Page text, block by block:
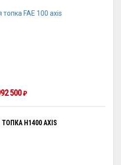
500₽
H1400 AXIS